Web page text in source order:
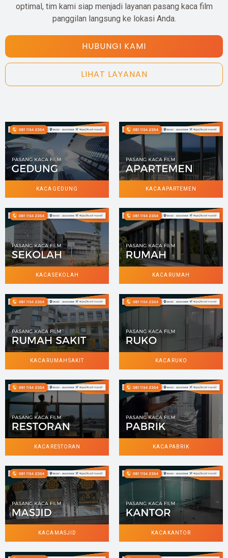
optimal, tim kami siap menjadi layanan pasang kaca film
panggilan langsung ke lokasi Anda.
HUBUNGI KAMI
LIHAT LAYANAN
KACA GEDUNG KACA APARTEMEN
KACA SEKOLAH KACA RUMAH
KACA RUMAH SAKIT KACA RUKO
KACA RESTORAN KACA PABRIK
KACA MASJID KACA KANTOR